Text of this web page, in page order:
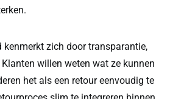
kenmerkt zich door transparantie,
willen weten wat ze kunnen
het als een retour eenvoudig te